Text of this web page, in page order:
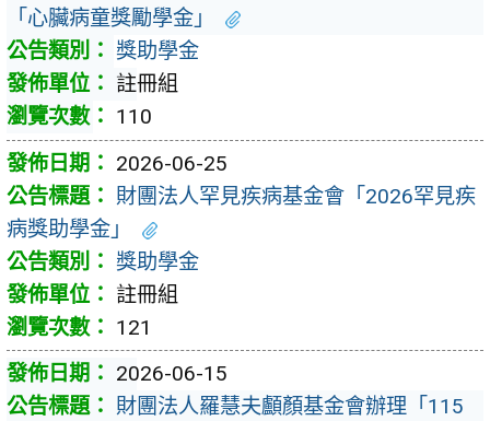
「心臟病童獎勵學金」
獎助學金
註冊組
110
2026-06-25
財團法人罕見疾病基金會「2026罕見疾
病獎助學金」
獎助學金
註冊組
121
2026-06-15
財團法人羅慧夫顱顏基金會辦理「115